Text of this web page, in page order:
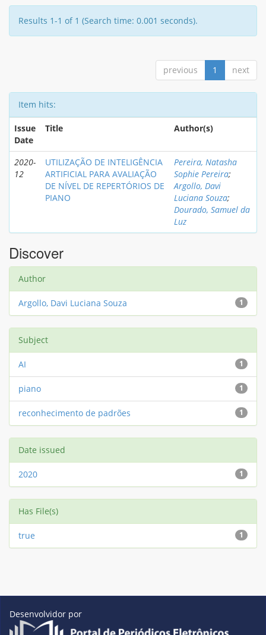
Results 1-1 of 1 (Search time: 0.001 seconds).
previous 1 next
Item hits:
Issue
Date
Title Author(s)
2020-
12
UTILIZAÇÃO DE INTELIGÊNCIA
ARTIFICIAL PARA AVALIAÇÃO
DE NÍVEL DE REPERTÓRIOS DE
PIANO
Pereira, Natasha
Sophie Pereira;
Argollo, Davi
Luciana Souza;
Dourado, Samuel da
Luz
Discover
Author
1
Argollo, Davi Luciana Souza
Subject
1
AI
1
piano
1
reconhecimento de padrões
Date issued
1
2020
Has File(s)
1
true
Desenvolvidor por